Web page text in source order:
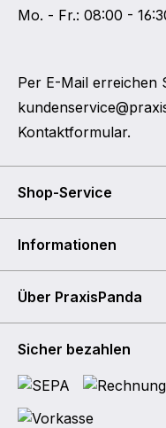
Mo. - Fr.: 08:00 -
Per E-Mail erreichen
Kontaktformular.
Shop-Service
Informationen
Über PraxisPanda
Sicher bezahlen